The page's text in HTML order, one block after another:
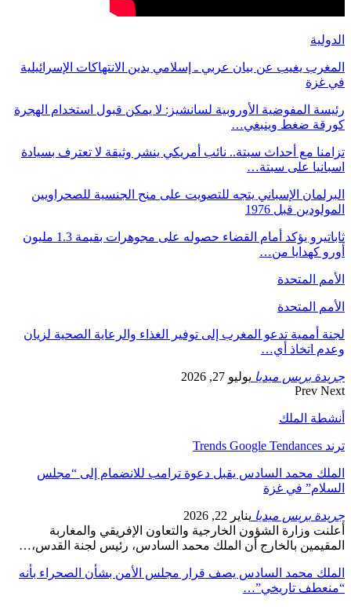
الدولية
المغرب يغيب عن بيان عربي ـ إسلامي يدين الانتهاكات الإسرائيلية
في غزة
رئيسة المفوضية الأوروبية لسانشيز: لا يمكن قبول استخدام الهجرة
كورقة ضغط وينبغي…
تزامنا مع أحداث سبتة.. نائب أمريكي ينشر وثيقة لا تعترف بسيادة
اسبانيا على سبتة…
البرلمان الإسباني يتجه للتصويت على منح الجنسية للصحراويين
المولودين قبل 1976
ثاباتيرو يؤكد أمام القضاء حصوله على مجوهرات بقيمة 1.3 مليون
أورو كهدايا من…
الأمم المتحدة
الأمم المتحدة
لجنة أممية تدعو المغرب إلى توفير الغذاء والرعاية الصحية لزيان
وعدم اتخاذ أي…
جريدة بريس ميديا يوليو 27, 2026
Prev Next
أنشطة الملك
ترند Trends Google Tendances
الملك محمد السادس يقبل دعوة ترامب للانضمام إلى “مجلس
السلام” في غزة
جريدة بريس ميديا يناير 22, 2026
أعلنت وزارة الشؤون الخارجية والتعاون الإفريقي والمغاربة
المقيمين بالخارج أن الملك محمد السادس، رئيس لجنة القدس،…
الملك محمد السادس يصف قرار مجلس الأمن بشأن الصحراء بأنه
“منعطف تاريخي”…